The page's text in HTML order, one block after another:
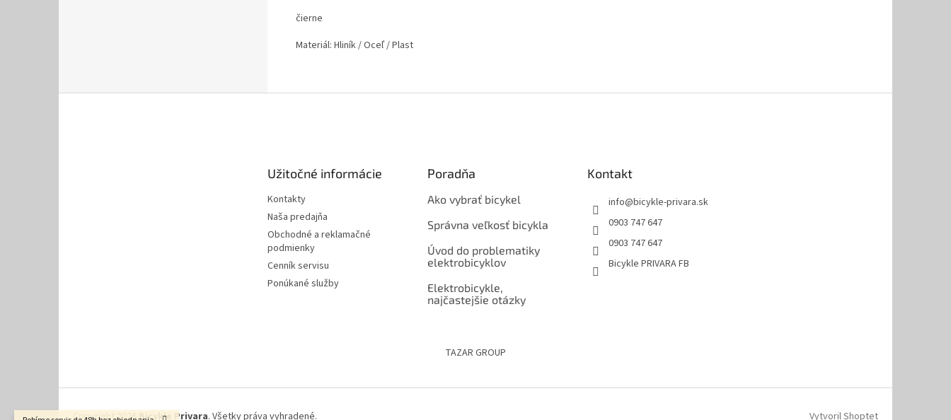
čierne
Materiál: Hliník / Oceľ / Plast
Užitočné informácie
Kontakty
Naša predajňa
Obchodné a reklamačné
podmienky
Cenník servisu
Ponúkané služby
Poradňa
Ako vybrať bicykel
Správna veľkosť bicykla
Úvod do problematiky
elektrobicyklov
Elektrobicykle,
najčastejšie otázky
Kontakt
info@bicykle-privara.sk
0903 747 647
0903 747 647
Bicykle PRIVARA FB
TAZAR GROUP
Vytvoril Shoptet
Copyright 2026Bicykle Privara. Všetky práva vyhradené.